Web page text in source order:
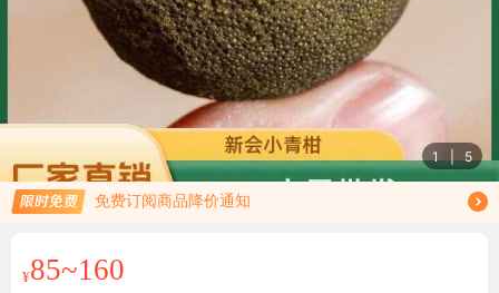
1 5
限时免费订阅柑普茶行情趋势
免费订阅商品降价通知
¥85~160